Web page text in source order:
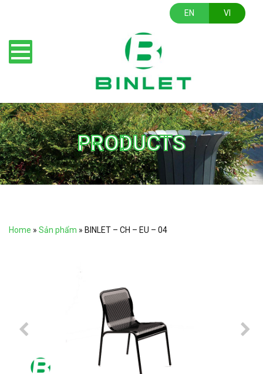
EN VI
PRODUCTS
Home » Sản phẩm » BINLET – CH – EU – 04